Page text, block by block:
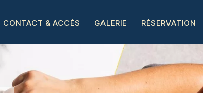
CONTACT & ACCÈS GALERIE RÉSERVATION